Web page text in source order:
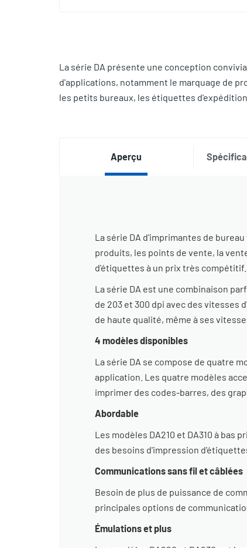
La série DA présente une conception
d'applications, notamment le marquage de
les petits bureaux, les étiquettes
Aperçu
La série DA d'imprimantes de
produits, les points de vente, la
d'étiquettes à un prix très compétitif.
La série DA est une combinaison
de 203 et 300 dpi avec des vitesses
de haute qualité, même à ses
4 modèles disponibles
La série DA se compose de quatre
application. Les quatre modèles
imprimer des codes-barres, des
Abordable
Les modèles DA210 et DA310 à
des besoins d'impression
Communications sans fil et câblées
Besoin de plus de puissance de
principales options de
Émulations et plus